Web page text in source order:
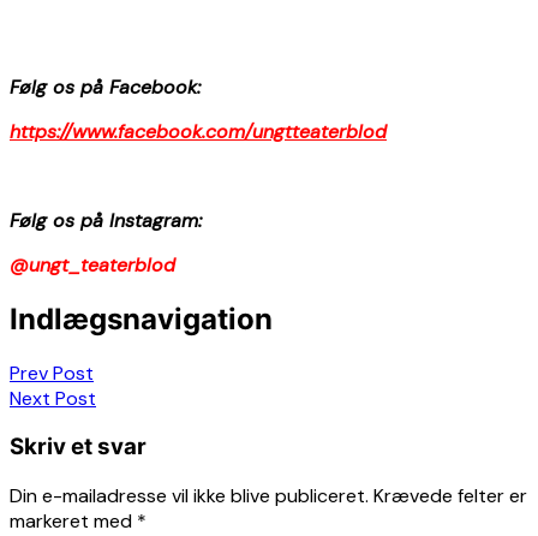
Følg os på Facebook:
https://www.facebook.com/ungtteaterblod
Følg os på Instagram:
@ungt_teaterblod
Indlægsnavigation
Prev Post
Next Post
Skriv et svar
Din e-mailadresse vil ikke blive publiceret. Krævede felter er
markeret med *